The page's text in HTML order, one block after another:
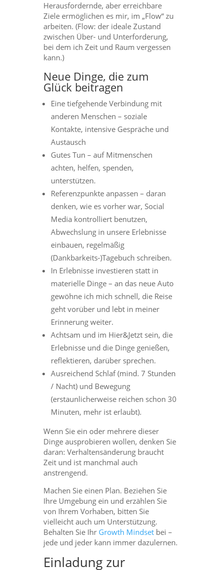
Herausfordernde, aber erreichbare
Ziele ermöglichen es mir, im „Flow“ zu
arbeiten. (Flow: der ideale Zustand
zwischen Über- und Unterforderung,
bei dem ich Zeit und Raum vergessen
kann.)
Neue Dinge, die zum
Glück beitragen
Eine tiefgehende Verbindung mit
anderen Menschen – soziale
Kontakte, intensive Gespräche und
Austausch
Gutes Tun – auf Mitmenschen
achten, helfen, spenden,
unterstützen.
Referenzpunkte anpassen – daran
denken, wie es vorher war, Social
Media kontrolliert benutzen,
Abwechslung in unsere Erlebnisse
einbauen, regelmäßig
(Dankbarkeits-)Tagebuch schreiben.
In Erlebnisse investieren statt in
materielle Dinge – an das neue Auto
gewöhne ich mich schnell, die Reise
geht vorüber und lebt in meiner
Erinnerung weiter.
Achtsam und im Hier&Jetzt sein, die
Erlebnisse und die Dinge genießen,
reflektieren, darüber sprechen.
Ausreichend Schlaf (mind. 7 Stunden
/ Nacht) und Bewegung
(erstaunlicherweise reichen schon 30
Minuten, mehr ist erlaubt).
Wenn Sie ein oder mehrere dieser
Dinge ausprobieren wollen, denken Sie
daran: Verhaltensänderung braucht
Zeit und ist manchmal auch
anstrengend.
Machen Sie einen Plan. Beziehen Sie
Ihre Umgebung ein und erzählen Sie
von Ihrem Vorhaben, bitten Sie
vielleicht auch um Unterstützung.
Behalten Sie Ihr Growth Mindsetbei –
jede und jeder kann immer dazulernen.
Einladung zur